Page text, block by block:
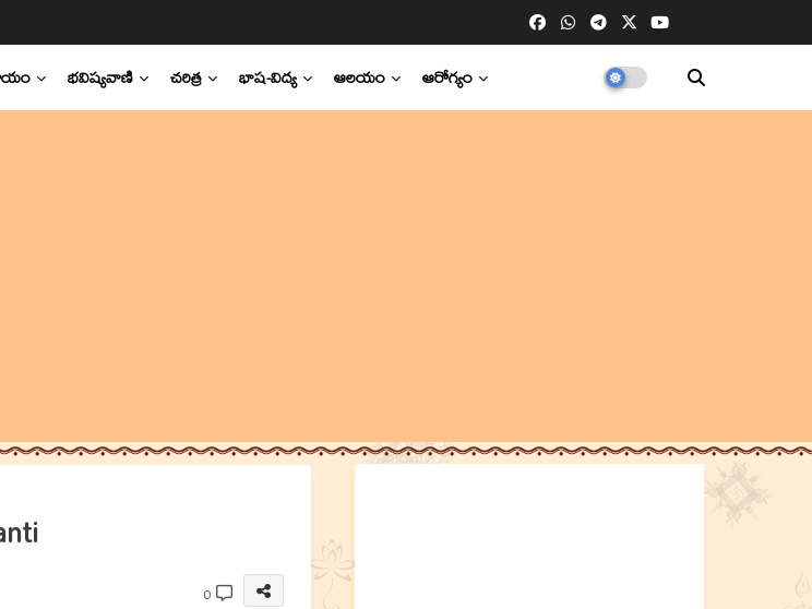
భవిష్యవాణి చరిత్ర భాష-విద్య ఆలయం ఆరోగ్యం
0